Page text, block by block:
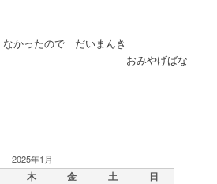
かったので だいまんき
やげばな
2025年1月
木 金 土 日